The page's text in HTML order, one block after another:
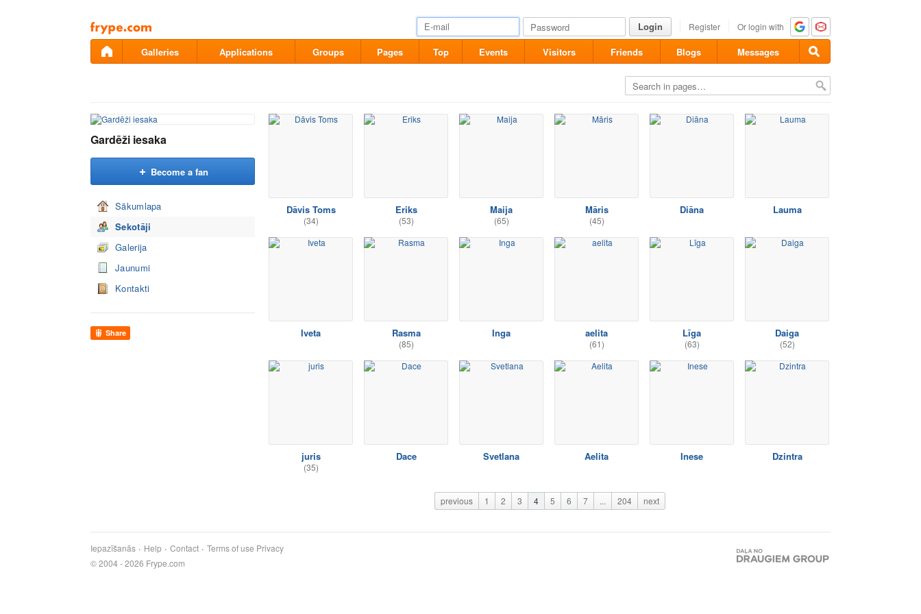
Pāriet
uz
saturu
Login Register Or login with
Galleries Applications Groups Pages Top Events Visitors Friends Blogs Messages
Gardēži iesaka
Become a fan
Sākumlapa
Sekotāji
Galerija
Jaunumi
Kontakti
Share
Dāvis Toms
(34)
Eriks
(53)
Maija
(65)
Māris
(45)
Diāna Lauma
Iveta Rasma
(85)
Inga aelita
(61)
Līga
(63)
Daiga
(52)
juris
(35)
Dace Svetlana Aelita Inese Dzintra
previous 1 2 3 4 5 6 7 ... 204 next
Iepazīšanās Help Contact Terms of use Privacy
© 2004 - 2026 Frype.com